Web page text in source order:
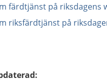
färdtjänst på riksdagens
riksfärdtjänst på
: